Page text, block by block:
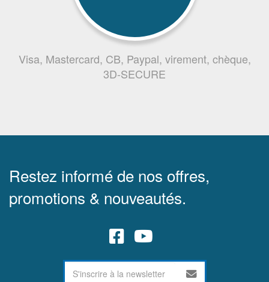
Visa, Mastercard, CB, Paypal, virement, chèque,
3D-SECURE
Restez informé de nos offres,
promotions & nouveautés.